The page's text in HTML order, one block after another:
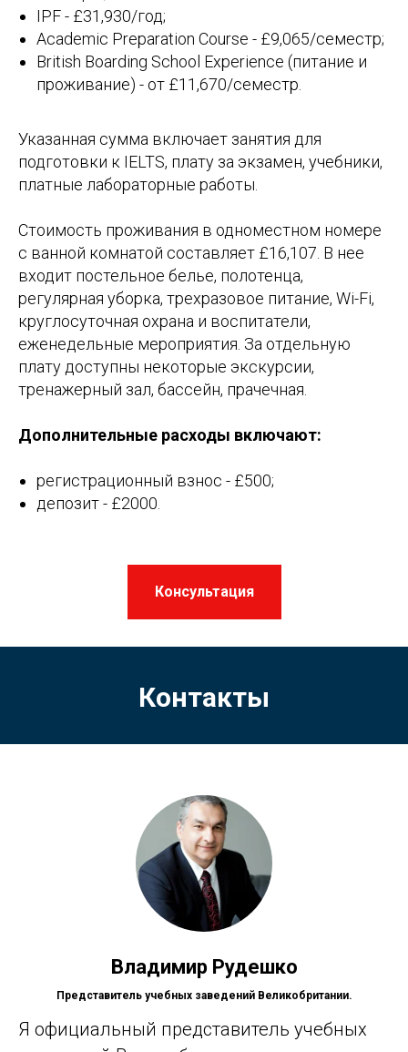
IPF - £31,930/год;
Academic Preparation Course - £9,065/семестр;
British Boarding School Experience (питание и
проживание) - от £11,670/семестр.
Указанная сумма включает занятия для
подготовки к IELTS, плату за экзамен, учебники,
платные лабораторные работы.
Стоимость проживания в одноместном номере
с ванной комнатой составляет £16,107. В нее
входит постельное белье, полотенца,
регулярная уборка, трехразовое питание, Wi-Fi,
круглосуточная охрана и воспитатели,
еженедельные мероприятия. За отдельную
плату доступны некоторые экскурсии,
тренажерный зал, бассейн, прачечная.
Дополнительные расходы включают:
регистрационный взнос - £500;
депозит - £2000.
Консультация
Контакты
Владимир Рудешко
Представитель учебных заведений Великобритании.
Я официальный представитель учебных